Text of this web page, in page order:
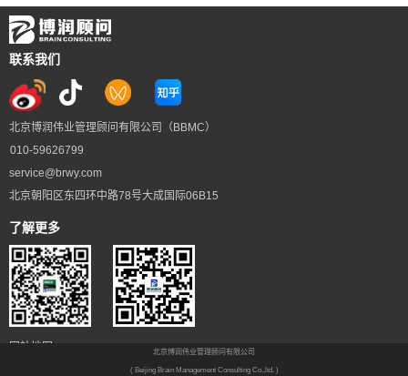
联系我们
北京博润伟业管理顾问有限公司（BBMC）
010-59626799
service@brwy.com
北京朝阳区东四环中路78号大成国际06B15
了解更多
网站地图 北京博润伟业管理顾问有限公司
( Beijing Brain Management Consulting Co.,ltd. )